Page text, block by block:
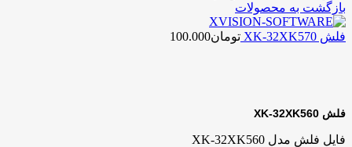
بازگشت به محصولات
فلش XK-32XK570 تومان100.000
فلش XK-32XK560
فایل فلش مدل XK-32XK560